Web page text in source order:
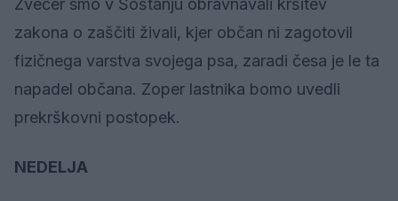
Zvečer smo v Šoštanju obravnavali kršitev
zakona o zaščiti živali, kjer občan ni zagotovil
fizičnega varstva svojega psa, zaradi česa je le ta
napadel občana. Zoper lastnika bomo uvedli
prekrškovni postopek.
NEDELJA